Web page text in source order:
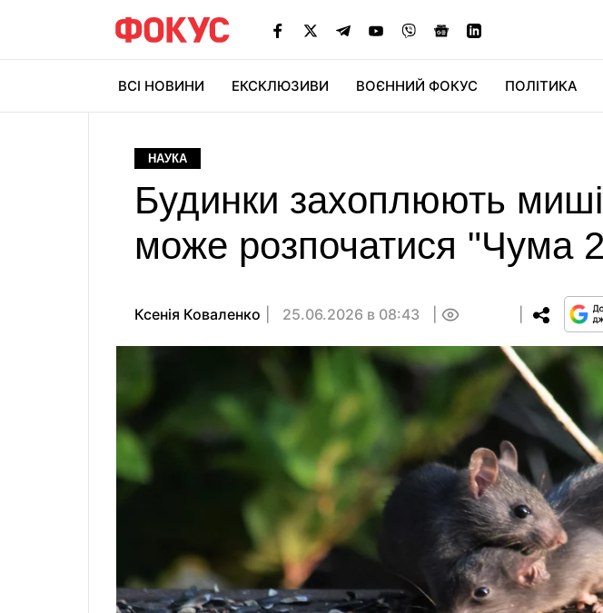
ВСІ НОВИНИ ЕКСКЛЮЗИВИ ВОЄННИЙ ФОКУС ПОЛІТИКА
НАУКА
Будинки захоплюють
може розпочатися "Чума
Ксенія Коваленко 25.06.2026 в 08:43